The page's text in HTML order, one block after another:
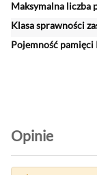
Opinie